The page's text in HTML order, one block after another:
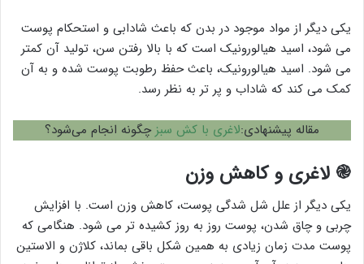
یکی دیگر از مواد موجود در بدن که باعث شادابی و استحکام پوست
می شود، اسید هیالورونیک است که با بالا رفتن سن، تولید آن کمتر
می شود. اسید هیالورونیک، باعث حفظ رطوبت پوست شده و به آن
کمک می کند که شاداب و پر تر به نظر رسد.
مقاله پیشنهادی:لاغری با کش سبز چگونه انجام می‌شود؟
֎ لاغری و کاهش وزن
یکی دیگر از علل شل شدگی پوست، کاهش وزن است. با افزایش
چربی و چاق شدن، پوست روز به روز کشیده تر می شود. هنگامی که
پوست مدت زمان زیادی به همین شکل باقی بماند، کلاژن و الاستین